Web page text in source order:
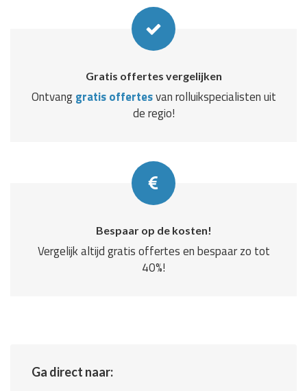
Gratis offertes vergelijken
Ontvanggratis offertesvan rolluikspecialisten uit
de regio!
Bespaar op de kosten!
Vergelijk altijd gratis offertes en bespaar zo tot
40%!
Ga direct naar: